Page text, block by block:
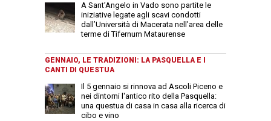
A Sant’Angelo in Vado sono partite le
iniziative legate agli scavi condotti
dall’Università di Macerata nell’area delle
terme di Tifernum Mataurense
GENNAIO, LE TRADIZIONI: LA PASQUELLA E I
CANTI DI QUESTUA
Il 5 gennaio si rinnova ad Ascoli Piceno e
nei dintorni l'antico rito della Pasquella:
una questua di casa in casa alla ricerca di
cibo e vino